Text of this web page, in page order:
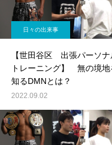
日々の出来事
【世田谷区 出張パーソナ
トレーニング】 無の境地
知るDMNとは？
2022.09.02